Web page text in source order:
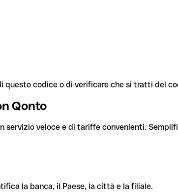
questo codice o di verificare che si tratti del
Qonto
servizio veloce e di tariffe convenienti.
la banca, il Paese, la città e la filiale.